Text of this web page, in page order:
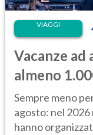
VIAGGI
Vacanze ad
almeno
costano
Sempre meno
agosto: nel
hanno